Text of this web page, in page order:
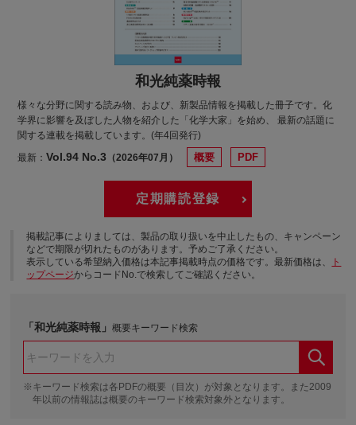
和光純薬時報
様々な分野に関する読み物、および、新製品情報を掲載した冊子です。化
学界に影響を及ぼした人物を紹介した「化学大家」を始め、 最新の話題に
関する連載を掲載しています。(年4回発行)
最新： Vol.94 No.3 2026年07月 概要 PDF
定期購読登録
掲載記事によりましては、製品の取り扱いを中止したもの、キャンペーン
などで期限が切れたものがあります。予めご了承ください。
表示している希望納入価格は本記事掲載時点の価格です。最新価格は、
ト
ップページからコードNo.で検索してご確認ください。
和光純薬時報 概要キーワード検索
※キーワード検索は各PDFの概要（目次）が対象となります。また2009
年以前の情報誌は概要のキーワード検索対象外となります。